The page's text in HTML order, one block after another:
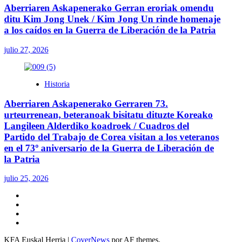
Aberriaren Askapenerako Gerran eroriak omendu
ditu Kim Jong Unek / Kim Jong Un rinde homenaje
a los caídos en la Guerra de Liberación de la Patria
julio 27, 2026
Historia
Aberriaren Askapenerako Gerraren 73.
urteurrenean, beteranoak bisitatu dituzte Koreako
Langileen Alderdiko koadroek / Cuadros del
Partido del Trabajo de Corea visitan a los veteranos
en el 73º aniversario de la Guerra de Liberación de
la Patria
julio 25, 2026
KFA Euskal Herria | CoverNews por AF themes.